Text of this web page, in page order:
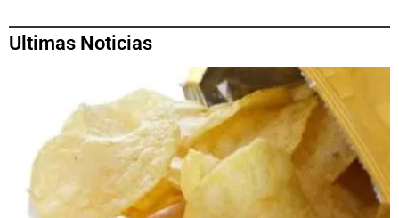
Ultimas Noticias